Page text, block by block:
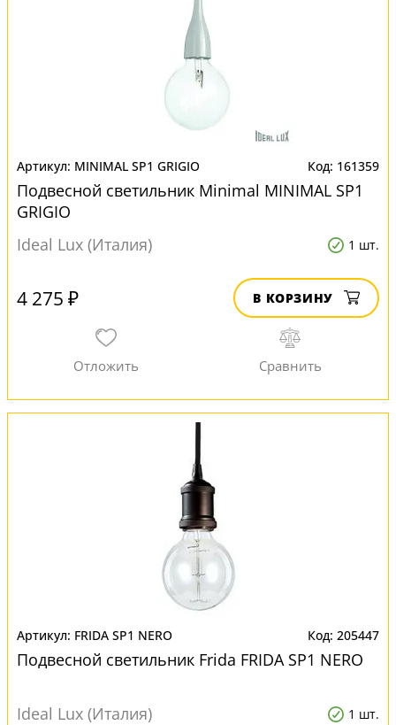
MINIMAL SP1 GRIGIO 161359
Подвесной светильник Minimal MINIMAL SP1
GRIGIO
Ideal Lux (Италия)
1 шт.
4 275 ₽ В КОРЗИНУ
FRIDA SP1 NERO 205447
Подвесной светильник Frida FRIDA SP1 NERO
Ideal Lux (Италия) 1 шт.